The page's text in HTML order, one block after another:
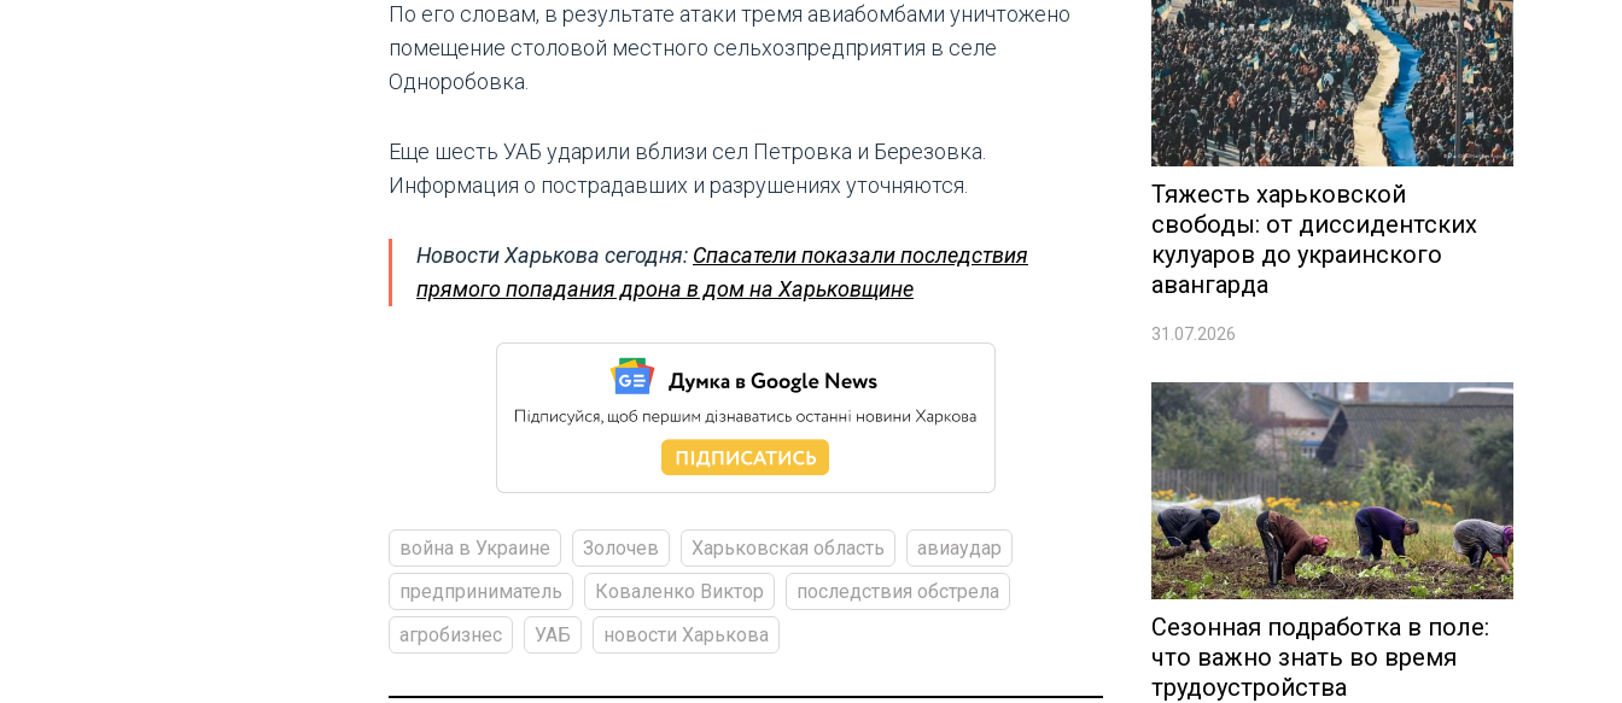
По его словам, в результате атаки тремя авиабомбами уничтожено
помещение столовой местного сельхозпредприятия в селе
Одноробовка.
Еще шесть УАБ ударили вблизи сел Петровка и Березовка.
Информация о пострадавших и разрушениях уточняются.
Новости Харькова сегодня: Спасатели показали последствия
прямого попадания дрона в дом на Харьковщине
война в Украине Золочев Харьковская область
авиаудар
предприниматель
Коваленко Виктор
последствия обстрела
агробизнес
УАБ новости Харькова
Тяжесть харьковской
свободы: от диссидентских
кулуаров до украинского
авангарда
31.07.2026
Сезонная подработка в поле:
что важно знать во время
трудоустройства